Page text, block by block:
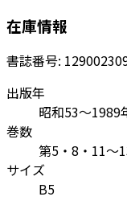
在庫情報
書誌番号:
出版年
昭和53～1989
巻数
第5・8・11～
サイズ
B5